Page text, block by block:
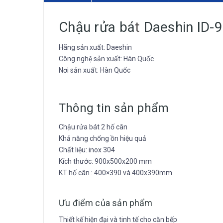
Chậu rửa bát Daeshin ID-
Hãng sản xuất: Daeshin
Công nghệ sản xuất: Hàn Quốc
Nơi sản xuất: Hàn Quốc
Thông tin sản phẩm
Chậu rửa bát 2 hố cân
Khả năng chống ồn hiệu quả
Chất liệu: inox 304
Kích thước: 900x500x200 mm
KT hố cân : 400×390 và 400x390mm
Ưu điểm của sản phẩm
Thiết kế hiện đại và tinh tế cho căn bếp